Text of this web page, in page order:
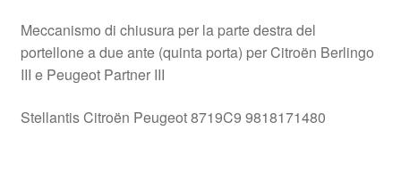
Meccanismo di chiusura per la parte destra del
portellone a due ante (quinta porta) per Citroën Berlingo
III e Peugeot Partner III
Stellantis Citroën Peugeot 8719C9 9818171480